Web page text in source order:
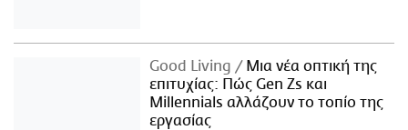
Good Living
Μια νέα οπτική της
επιτυχίας: Πώς Gen Zs και
Millennials αλλάζουν το τοπίο της
εργασίας